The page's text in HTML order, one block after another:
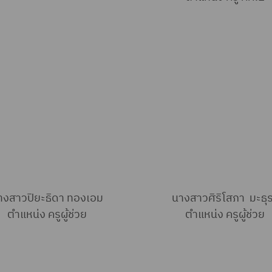
สาวปิยะธิดา ทองเอม
ตำแหน่ง ครูผู้ช่วย
นางสาวศิริโสภา มะธุ
ตำแหน่ง ครูผู้ช่วย